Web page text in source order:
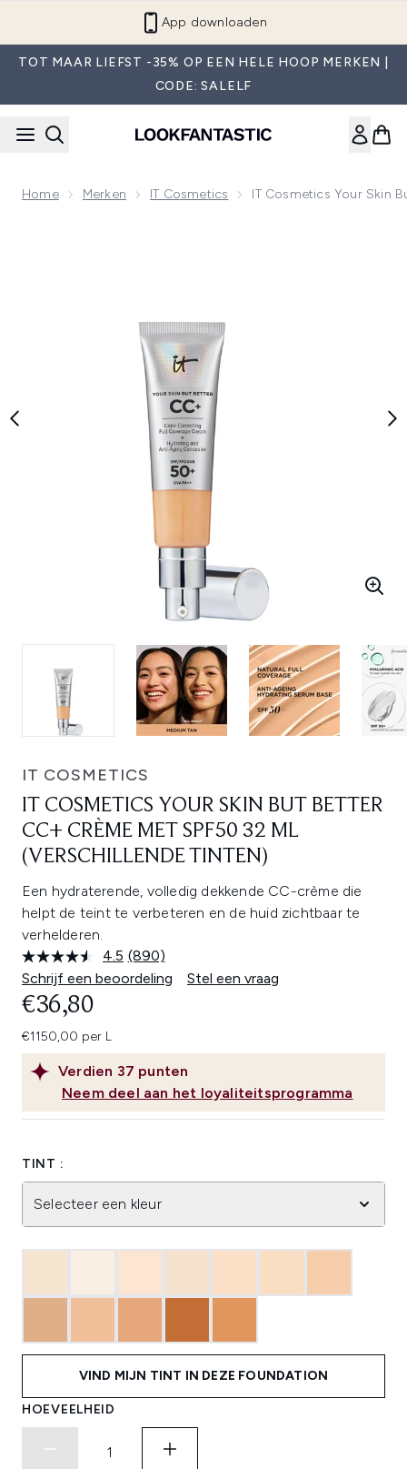
App downloaden
TOT MAAR LIEFST -35% OP EEN HELE HOOP MERKEN |
CODE: SALELF
Home Merken IT Cosmetics IT Cosmetics Your Skin
IT COSMETICS
IT COSMETICS YOUR SKIN BUT BETTER
CC+ CRÈME MET SPF50 32 ML
(VERSCHILLENDE TINTEN)
Een hydraterende, volledig dekkende CC-crème die
helpt de teint te verbeteren en de huid zichtbaar te
verhelderen.
4.5 Lees
890
beoordelingen.
(890)
Schrijf een beoordeling
Stel een vraag
Verdien 37 punten
Neem deel aan het loyaliteitsprogramma
€36,80
€1150,00 per L
TINT :
Selecteer een kleur
VIND MIJN TINT IN DEZE FOUNDATION
HOEVEELHEID